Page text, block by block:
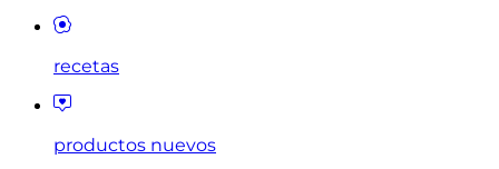
recetas
productos nuevos